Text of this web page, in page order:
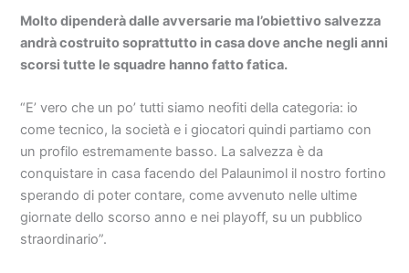
Molto dipenderà dalle avversarie ma l’obiettivo salvezza
andrà costruito soprattutto in casa dove anche negli anni
scorsi tutte le squadre hanno fatto fatica.
“E’ vero che un po’ tutti siamo neofiti della categoria: io
come tecnico, la società e i giocatori quindi partiamo con
un profilo estremamente basso. La salvezza è da
conquistare in casa facendo del Palaunimol il nostro fortino
sperando di poter contare, come avvenuto nelle ultime
giornate dello scorso anno e nei playoff, su un pubblico
straordinario”.